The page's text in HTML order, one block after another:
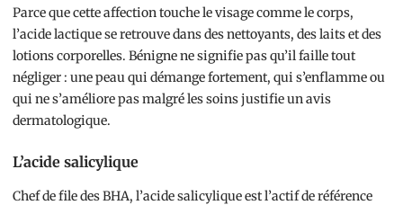
Parce que cette affection touche le visage comme le corps,
l’acide lactique se retrouve dans des nettoyants, des laits et des
lotions corporelles. Bénigne ne signifie pas qu’il faille tout
négliger : une peau qui démange fortement, qui s’enflamme ou
qui ne s’améliore pas malgré les soins justifie un avis
dermatologique.
L’acide salicylique
Chef de file des BHA, l’acide salicylique est l’actif de référence